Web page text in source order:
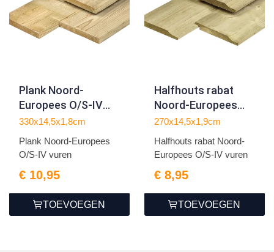
Plank Noord-
Europees O/S-IV
vuren
330x14,5x1,8cm
Plank Noord-Europees
O/S-IV vuren
€ 10,95
TOEVOEGEN
Halfhouts rabat
Noord-Europees
O/S-IV vuren
270x14,5x1,9cm
Halfhouts rabat Noord-
Europees O/S-IV vuren
€ 8,95
TOEVOEGEN